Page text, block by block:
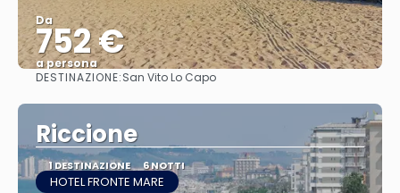
Da
752 €
a persona
Vedere
DESTINAZIONE:San Vito Lo Capo
Riccione
1 DESTINAZIONE 6 NOTTI
HOTEL FRONTE MARE